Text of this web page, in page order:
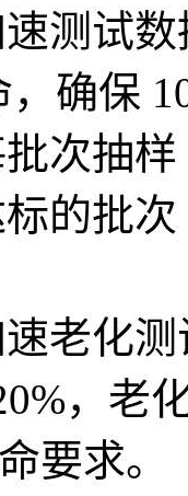
测试
，确保
次抽
的批
速老化
，老
要求。